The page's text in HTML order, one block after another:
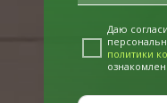
Даю
политики
ознакомлен